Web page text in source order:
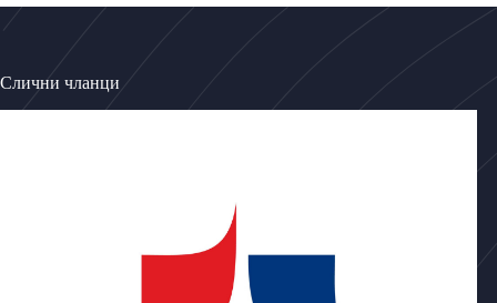
Слични чланци